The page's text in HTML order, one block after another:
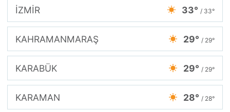
İZMİR 33° / 33°
KAHRAMANMARAŞ 29° / 29°
KARABÜK 29° / 29°
KARAMAN 28° / 28°